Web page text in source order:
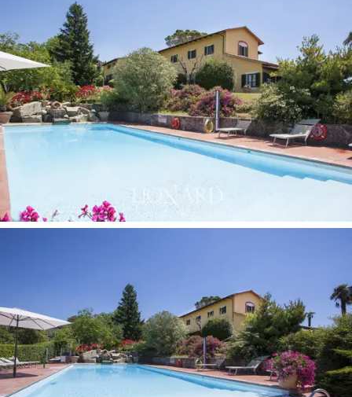
también una pista de tenis.
El inmueble en venta, de gran encanto, ubicado en una
tierra rica en historia, cultura y tradición culinaria famosa
en todo el mundo, representa la solución ideal para
quienes adoran el campo sin dejar de estar a breve
distancia de los mayores centros urbanos de esta
región en Italia.